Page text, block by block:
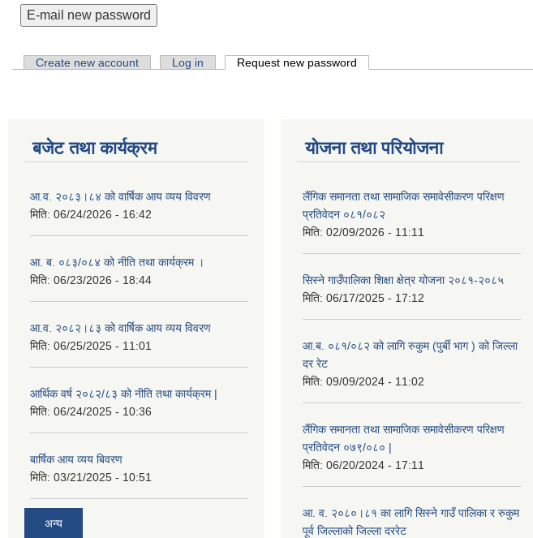
Primary tabs
Create new account Log in Request new password
बजेट तथा कार्यक्रम
आ.व. २०८३।८४ को वार्षिक आय व्यय विवरण
मिति: 06/24/2026 - 16:42
आ. ब. ०८३/०८४ को नीति तथा कार्यक्रम ।
मिति: 06/23/2026 - 18:44
आ.व. २०८२।८३ को वार्षिक आय व्यय विवरण
मिति: 06/25/2025 - 11:01
आर्थिक वर्ष २०८२/८३ को नीति तथा कार्यक्रम |
मिति: 06/24/2025 - 10:36
बार्षिक आय व्यय बिवरण
मिति: 03/21/2025 - 10:51
अन्य
योजना तथा परियोजना
लैंगिक समानता तथा सामाजिक समावेसीकरण परिक्षण
प्रतिवेदन ०८१/०८२
मिति: 02/09/2026 - 11:11
सिस्ने गाउँपालिका शिक्षा क्षेत्र योजना २०८१-२०८५
मिति: 06/17/2025 - 17:12
आ.ब. ०८१/०८२ को लागि रुकुम (पुर्बी भाग ) को जिल्ला
दर रेट
मिति: 09/09/2024 - 11:02
लैंगिक समानता तथा सामाजिक समावेसीकरण परिक्षण
प्रतिवेदन ०७९/०८० |
मिति: 06/20/2024 - 17:11
आ. व. २०८०।८१ का लागि सिस्ने गाउँ पालिका र रुकुम
पूर्व जिल्लाको जिल्ला दररेट